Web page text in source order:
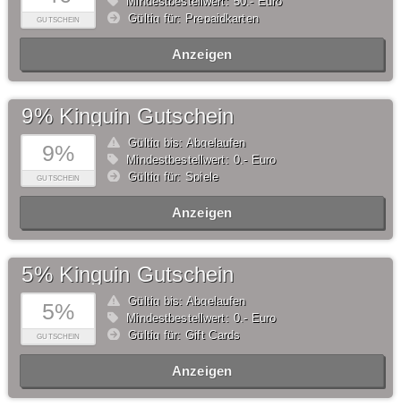
GUTSCHEIN
Gültig für: Prepaidkarten
Anzeigen
9%
GUTSCHEIN
9% Kinguin Gutschein
Gültig bis: Abgelaufen
Mindestbestellwert: 0,- Euro
Gültig für: Spiele
Anzeigen
5%
GUTSCHEIN
5% Kinguin Gutschein
Gültig bis: Abgelaufen
Mindestbestellwert: 0,- Euro
Gültig für: Gift Cards
Anzeigen